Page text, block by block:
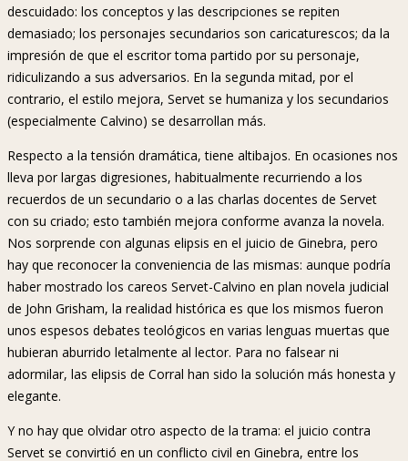
descuidado: los conceptos y las descripciones se repiten
demasiado; los personajes secundarios son caricaturescos; da la
impresión de que el escritor toma partido por su personaje,
ridiculizando a sus adversarios. En la segunda mitad, por el
contrario, el estilo mejora, Servet se humaniza y los secundarios
(especialmente Calvino) se desarrollan más.
Respecto a la tensión dramática, tiene altibajos. En ocasiones nos
lleva por largas digresiones, habitualmente recurriendo a los
recuerdos de un secundario o a las charlas docentes de Servet
con su criado; esto también mejora conforme avanza la novela.
Nos sorprende con algunas elipsis en el juicio de Ginebra, pero
hay que reconocer la conveniencia de las mismas: aunque podría
haber mostrado los careos Servet-Calvino en plan novela judicial
de John Grisham, la realidad histórica es que los mismos fueron
unos espesos debates teológicos en varias lenguas muertas que
hubieran aburrido letalmente al lector. Para no falsear ni
adormilar, las elipsis de Corral han sido la solución más honesta y
elegante.
Y no hay que olvidar otro aspecto de la trama: el juicio contra
Servet se convirtió en un conflicto civil en Ginebra, entre los